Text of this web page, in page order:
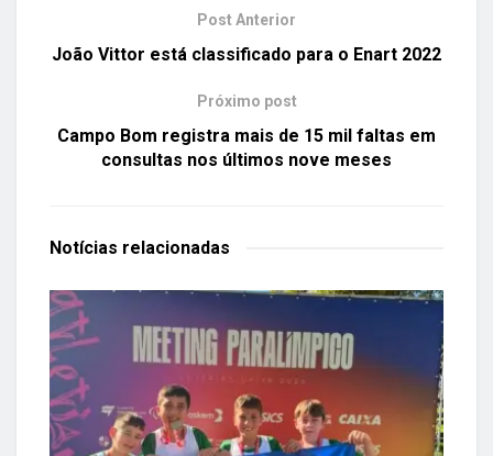
Post Anterior
João Vittor está classificado para o Enart 2022
Próximo post
Campo Bom registra mais de 15 mil faltas em
consultas nos últimos nove meses
Notícias relacionadas